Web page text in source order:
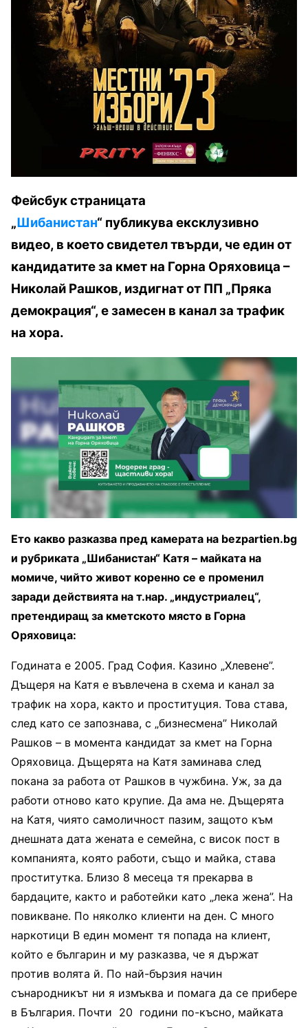
Фейсбук страницата
„Шибанистан“ публикува ексклузивно
видео, в което свидетел твърди, че един от
кандидатите за кмет на Горна Оряховица –
Николай Рашков, издигнат от ПП „Пряка
демокрация“, е замесен в канал за трафик
на хора.
Ето какво разказва пред камерата на bezpartien.bg
и рубриката „Шибанистан“ Катя – майката на
момиче, чийто живот коренно се е променил
заради действията на т.нар. „индустриалец“,
претендиращ за кметското място в Горна
Оряховица:
Годината е 2005. Град София. Казино „Хлевене”.
Дъщеря на Катя е въвлечена в схема и канал за
трафик на хора, както и проституция. Това става,
след като се запознава, с „бизнесмена” Николай
Рашков – в момента кандидат за кмет на Горна
Оряховица. Дъщерята на Катя заминава след
покана за работа от Рашков в чужбина. Уж, за да
работи отново като крупие. Да ама не. Дъщерята
на Катя, чиято самоличност пазим, защото към
днешната дата жената е семейна, с висок пост в
компанията, която работи, също и майка, става
проститутка. Близо 8 месеца тя прекарва в
бардаците, както и работейки като „лека жена”. На
повикване. По няколко клиенти на ден. С много
наркотици В един момент тя попада на клиент,
който е българин и му разказва, че я държат
против волята й. По най-бързия начин
сънародникът ни я измъква и помага да се прибере
в България. Почти 20 години по-късно, майката